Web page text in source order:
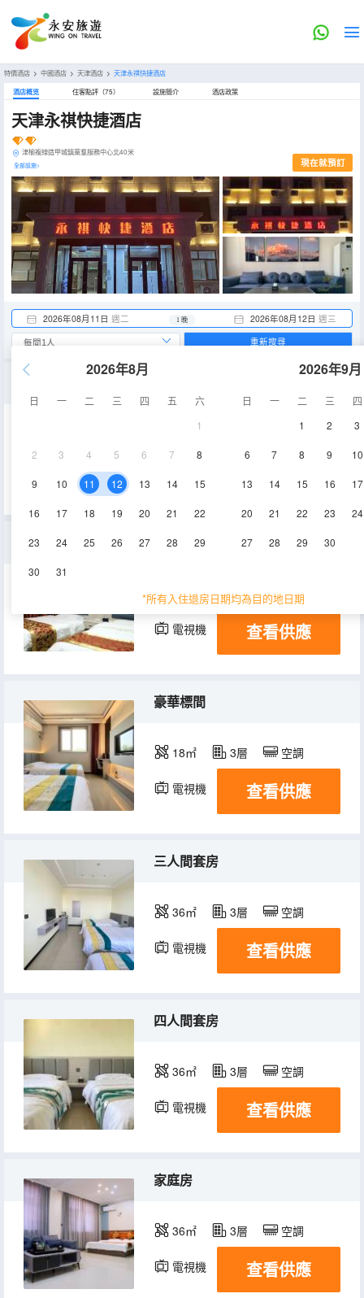
特價酒店 > 中國酒店 > 天津酒店 > 天津永祺快捷酒店
酒店概览 住客點評（75） 設施簡介 酒店政策
天津永祺快捷酒店
津榆複線造甲城鎮黨羣服務中心北40米
全部設施> 現在就預訂
2026年08月11日 週二 2026年08月12日 週三
1 晚
2026年8月
日 一 二 三 四 五
六
1
2 3 4 5 6 7 8
9 10 11 12 13 14 15
16 17 18 19 20 21 22
23 24 25 26 27 28 29
30 31
2026年9月
日 一 二 三
四
1
2 3
6 7 8 9 10
13 14 15 16 17
20 21 22 23 24
27 28 29 30
*所有入住退房日期均為目的地日期
重新搜尋
空調
舒適雙床房
18㎡ 1層 空調
電視機 查看供應
豪華標間
18㎡ 3層 空調
電視機 查看供應
三人間套房
36㎡ 3層 空調
電視機 查看供應
四人間套房
36㎡ 3層 空調
電視機 查看供應
家庭房
36㎡ 3層 空調
電視機 查看供應